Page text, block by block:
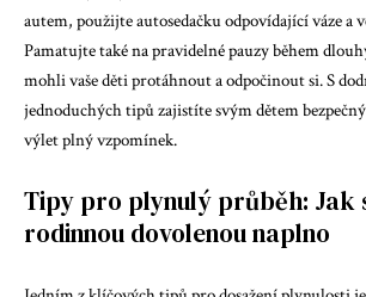
autem, použijte autosedačku odpovídající váze a
Pamatujte také na pravidelné pauzy během
mohli vaše děti protáhnout a odpočinout si. S
jednoduchých tipů zajistíte svým dětem
výlet plný vzpomínek.
Tipy pro plynulý průběh: Jak
rodinnou dovolenou naplno